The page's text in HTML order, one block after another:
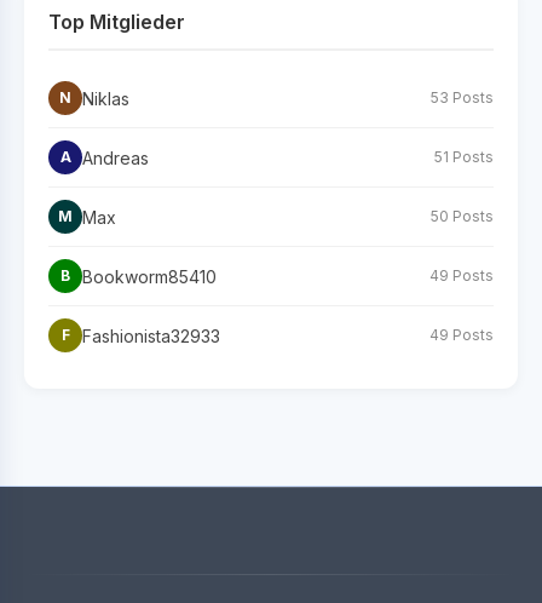
Top Mitglieder
N Niklas 53 Posts
A Andreas 51 Posts
M Max 50 Posts
B Bookworm85410 49 Posts
F Fashionista32933 49 Posts